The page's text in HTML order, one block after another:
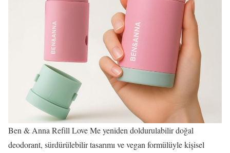
Ben & Anna Refill Love Me yeniden doldurulabilir doğal
deodorant, sürdürülebilir tasarımı ve vegan formülüyle kişisel